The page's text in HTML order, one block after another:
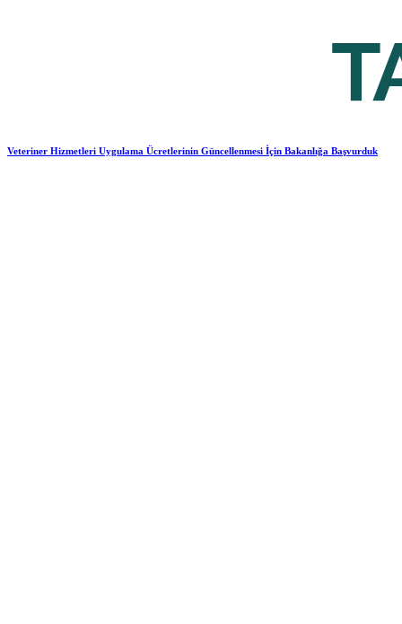
Veteriner Hizmetleri Uygulama Ücretlerinin Güncellenmesi İçin Bakanlığa Başvurduk